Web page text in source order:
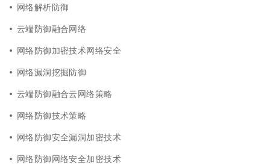
网络解析防御
云端防御融合网络
网络防御加密技术网络安全
网络漏洞挖掘防御
云端防御融合云网络策略
网络防御技术策略
网络防御安全漏洞加密技术
网络防御网络安全加密技术